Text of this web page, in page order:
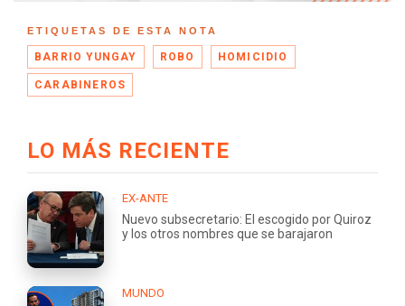
ETIQUETAS DE ESTA NOTA
BARRIO YUNGAY ROBO HOMICIDIO
CARABINEROS
LO MÁS RECIENTE
EX-ANTE
Nuevo subsecretario: El escogido por Quiroz
y los otros nombres que se barajaron
MUNDO